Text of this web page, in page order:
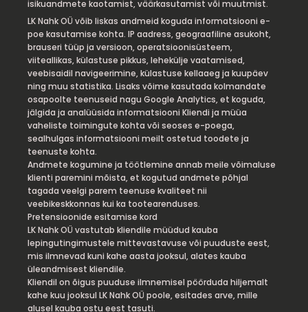
isikuandmete kaotamist, väärkasutamist või muutmist.
LK Nahk OÜ võib liskas andmeid koguda informatsiooni e-
poe kasutamise kohta. IP aadress, geograafiline asukoht,
brauseri tüüp ja versioon, operatsioonisüsteem,
viiteallikas, külastuse pikkus, lehekülje vaatamised,
veebisaidil navigeerimine, külastuse kellaaeg ja kuupäev
ning muu statistika. Lisaks võime kasutada kolmandate
osapoolte teenuseid nagu Google Analytics, et koguda,
jälgida ja analüüsida informatsiooni Kliendi ja müüa
vaheliste toimingute kohta või seoses e-poega,
sealhulgas informatsiooni meilt ostetud toodete ja
teenuste kohta.
Andmete kogumine ja töötlemine annab meile võimaluse
klienti paremini mõista, et kogutud andmete põhjal
tagada veelgi parem teenuse kvaliteet nii
veebikeskkonnas kui ka tootearenduses.
Pretensioonide esitamise kord
LK Nahk OÜ vastutab kliendile müüdud kauba
lepingutingimustele mittevastavuse või puuduste eest,
mis ilmnevad kuni kahe aasta jooksul, alates kauba
üleandmisest kliendile.
Kliendil on õigus puuduse ilmnemisel pöörduda hiljemalt
kahe kuu jooksul LK Nahk OÜ poole, esitades arve, mille
alusel kauba ostu eest tasuti.